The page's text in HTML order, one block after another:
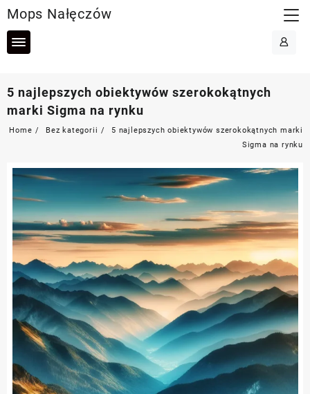
to
content
Mops Nałęczów
5 najlepszych obiektywów szerokokątnych
marki Sigma na rynku
Home Bez kategorii
5 najlepszych obiektywów szerokokątnych marki
Sigma na rynku